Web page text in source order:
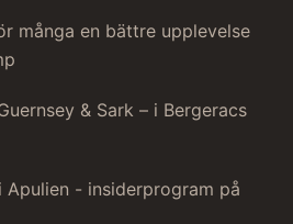
många en bättre upplevelse
& Sark – i Bergeracs
- insiderprogram på